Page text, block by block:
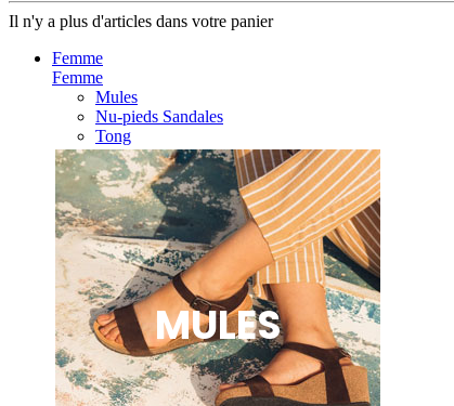
Il n'y a plus d'articles dans votre panier
Femme
Femme
Mules
Nu-pieds Sandales
Tong
MULES